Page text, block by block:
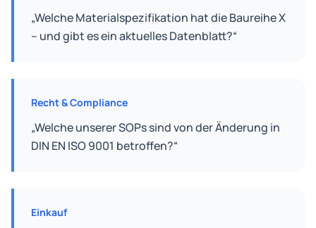
„Welche Materialspezifikation hat die Baureihe X
– und gibt es ein aktuelles Datenblatt?“
Recht & Compliance
„Welche unserer SOPs sind von der Änderung in
DIN EN ISO 9001 betroffen?“
Einkauf